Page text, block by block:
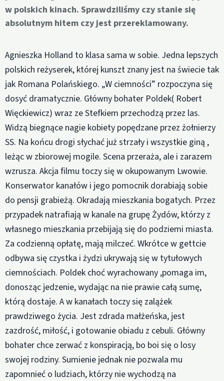
w polskich kinach. Sprawdziliśmy czy stanie się
absolutnym hitem czy jest przereklamowany.
Agnieszka Holland to klasa sama w sobie. Jedna lepszych
polskich reżyserek, której kunszt znany jest na świecie tak
jak Romana Polańskiego. „W ciemności” rozpoczyna się
dosyć dramatycznie. Główny bohater Poldek( Robert
Więckiewicz) wraz ze Stefkiem przechodzą przez las.
Widzą biegnące nagie kobiety popędzane przez żołnierzy
SS. Na końcu drogi słychać już strzały i wszystkie giną ,
leżąc w zbiorowej mogile. Scena przeraża, ale i zarazem
wzrusza. Akcja filmu toczy się w okupowanym Lwowie.
Konserwator kanałów i jego pomocnik dorabiają sobie
do pensji grabieżą. Okradają mieszkania bogatych. Przez
przypadek natrafiają w kanale na grupę Żydów, którzy z
własnego mieszkania przebijają się do podziemi miasta.
Za codzienną opłatę, mają milczeć. Wkrótce w gettcie
odbywa się czystka i żydzi ukrywają się w tytułowych
ciemnościach. Poldek choć wyrachowany ,pomaga im,
donosząc jedzenie, wydając na nie prawie całą sumę,
którą dostaje. A w kanałach toczy się zalążek
prawdziwego życia. Jest zdrada małżeńska, jest
zazdrość, miłość, i gotowanie obiadu z cebuli. Główny
bohater chce zerwać z konspiracją, bo boi się o losy
swojej rodziny. Sumienie jednak nie pozwala mu
zapomnieć o ludziach, którzy nie wychodzą na